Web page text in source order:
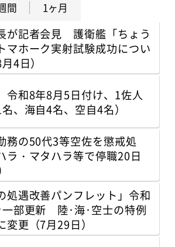
間 1ヶ月
が記者会見 護衛艦「ちょう
マホーク実射試験成功につい
4日）
和8年8月5日付け、1佐人
、海自4名、空自4名）
務の50代3等空佐を懲戒処
・マタハラ等で停職20日
処遇改善パンフレット」令和
部更新 陸･海･空士の特例
変更（7月29日）